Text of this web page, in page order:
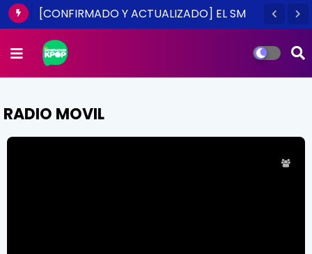
[CONFIRMADO Y ACTUALIZADO] EL SM
2014
RADIO MOVIL